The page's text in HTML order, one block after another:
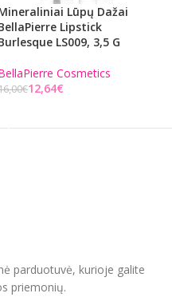
Lūpų Dažai
Lipstick
LS009, 3,5 G
Cosmetics
€12,64€
parduotuvė, kurioje galite
priemonių.